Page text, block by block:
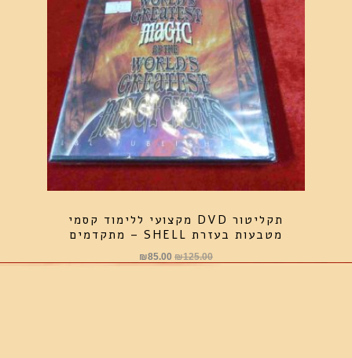
תקליטור DVD מקצועי ללימוד קסמי
מטבעות בעזרת SHELL – מתקדמים
₪125.00
המחיר₪85.00